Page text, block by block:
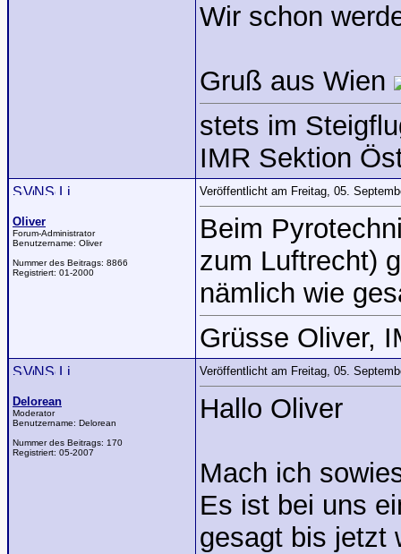
Wir schon
Gruß aus Wien
stets im
IMR Sektion
Oliver
Forum-Administrator
Benutzername: Oliver
Nummer des Beitrags: 8866
Registriert: 01-2000
Veröffentlicht am Freitag, 05.
Beim
zum Luftrecht)
nämlich wie
Grüsse Oliver,
Delorean
Moderator
Benutzername: Delorean
Nummer des Beitrags: 170
Registriert: 05-2007
Veröffentlicht am Freitag, 05.
Hallo Oliver
Mach ich
Es ist bei uns
gesagt bis jetzt